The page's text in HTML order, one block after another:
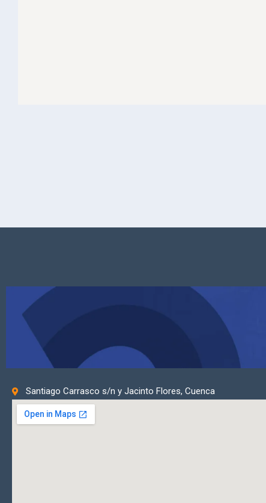
Santiago Carrasco s/n y Jacinto Flores, Cuenca